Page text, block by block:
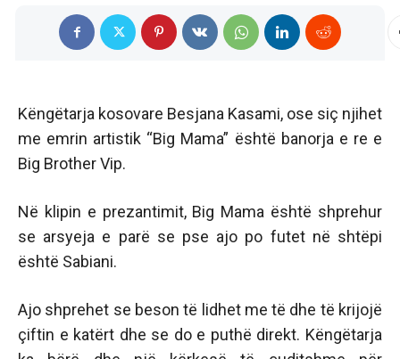
Këngëtarja kosovare Besjana Kasami, ose siç njihet
me emrin artistik “Big Mama” është banorja e re e
Big Brother Vip.
Në klipin e prezantimit, Big Mama është shprehur
se arsyeja e parë se pse ajo po futet në shtëpi
është Sabiani.
Ajo shprehet se beson të lidhet me të dhe të krijojë
çiftin e katërt dhe se do e puthë direkt. Këngëtarja